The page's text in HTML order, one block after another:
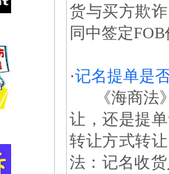
货与买方欺
同中签定
·记名提单是
《海商法》
让，还是提
转让方式转
法：记名收